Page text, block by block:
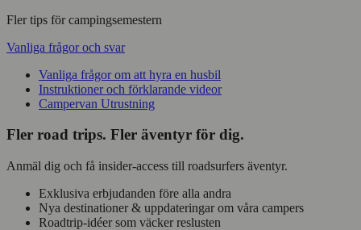
Fler tips för campingsemestern
Vanliga frågor och svar
Vanliga frågor om att hyra en husbil
Instruktioner och förklarande videor
Campervan Utrustning
Fler road trips. Fler äventyr för dig.
Anmäl dig och få insider-access till roadsurfers äventyr.
Exklusiva erbjudanden före alla andra
Nya destinationer & uppdateringar om våra campers
Roadtrip-idéer som väcker reslusten